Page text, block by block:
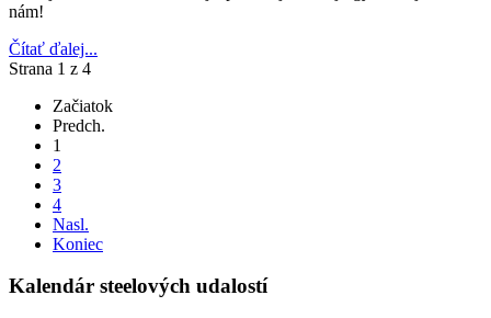
nám!
Čítať ďalej...
Strana 1 z 4
Začiatok
Predch.
1
2
3
4
Nasl.
Koniec
Kalendár steelových udalostí